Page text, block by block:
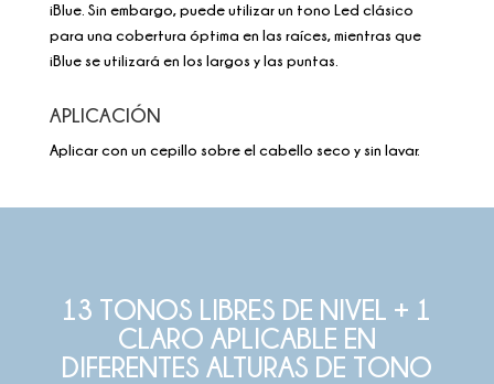
iBlue. Sin embargo, puede utilizar un tono Led clásico
para una cobertura óptima en las raíces, mientras que
iBlue se utilizará en los largos y las puntas.
APLICACIÓN
Aplicar con un cepillo sobre el cabello seco y sin lavar.
13 TONOS LIBRES DE NIVEL + 1
CLARO APLICABLE EN
DIFERENTES ALTURAS DE TONO